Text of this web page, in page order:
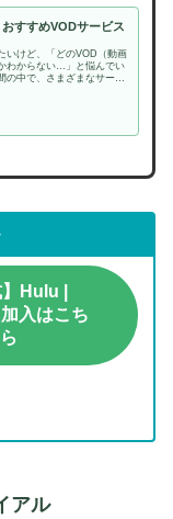
おすすめVODサービス
いけど、「どのVOD（動画
わからない…」と悩んでい
の中で、さまざまなサービ
】Hulu |
入はこち
ら
アル